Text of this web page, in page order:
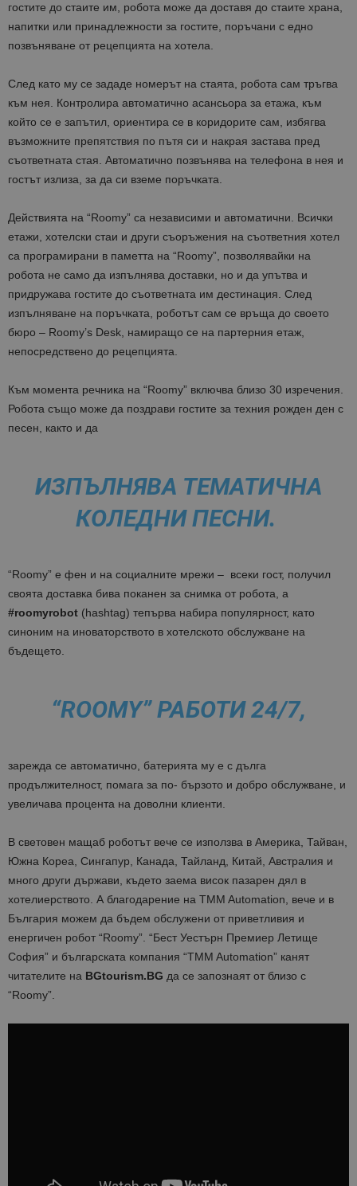
гостите до стаите им, робота може да доставя до стаите храна,
напитки или принадлежности за гостите, поръчани с едно
позвъняване от рецепцията на хотела.
След като му се зададе номерът на стаята, робота сам тръгва
към нея. Контролира автоматично асансьора за етажa, към
който се е запътил, ориентира се в коридорите сам, избягва
възможните препятствия по пътя си и накрая застава пред
съответната стая. Автоматично позвънява на телефона в нея и
гостът излиза, за да си вземе поръчката.
Действията на “Roomy” са независими и автоматични. Всички
етажи, хотелски стаи и други съоръжения на съответния хотел
са програмирани в паметта на “Roomy”, позволявайки на
робота не само да изпълнява доставки, но и да упътва и
придружава гостите до съответната им дестинация. След
изпълняване на поръчката, роботът сам се връща до своето
бюро – Roomy’s Desk, намиращо се на партерния етаж,
непосредствено до рецепцията.
Към момента речника на “Roomy” включва близо 30 изречения.
Робота също може да поздрави гостите за техния рожден ден с
песен, както и да
ИЗПЪЛНЯВА ТЕМАТИЧНА
КОЛЕДНИ ПЕСНИ.
“Roomy” е фен и на социалните мрежи – всеки гост, получил
своята доставка бива поканен за снимка от робота, а
#roomyrobot (hashtag) тепърва набира популярност, като
синоним на иноваторството в хотелското обслужване на
бъдещето.
“ROOMY” РАБОТИ 24/7,
зарежда се автоматично, батерията му е с дълга
продължителност, помага за по- бързото и добро обслужване, и
увеличава процента на доволни клиенти.
В световен мащаб роботът вече се използва в Америка, Тайван,
Южна Кореа, Сингапур, Канада, Тайланд, Китай, Австралия и
много други държави, където заема висок пазарен дял в
хотелиерството. А благодарение на TMM Automation, вече и в
България можем да бъдем обслужени от приветливия и
енергичен робот “Roomy”. “Бест Уестърн Премиер Летище
София” и българската компания “TMM Automation” канят
читателите на BGtourism.BG да се запознаят от близо с
“Roomy”.